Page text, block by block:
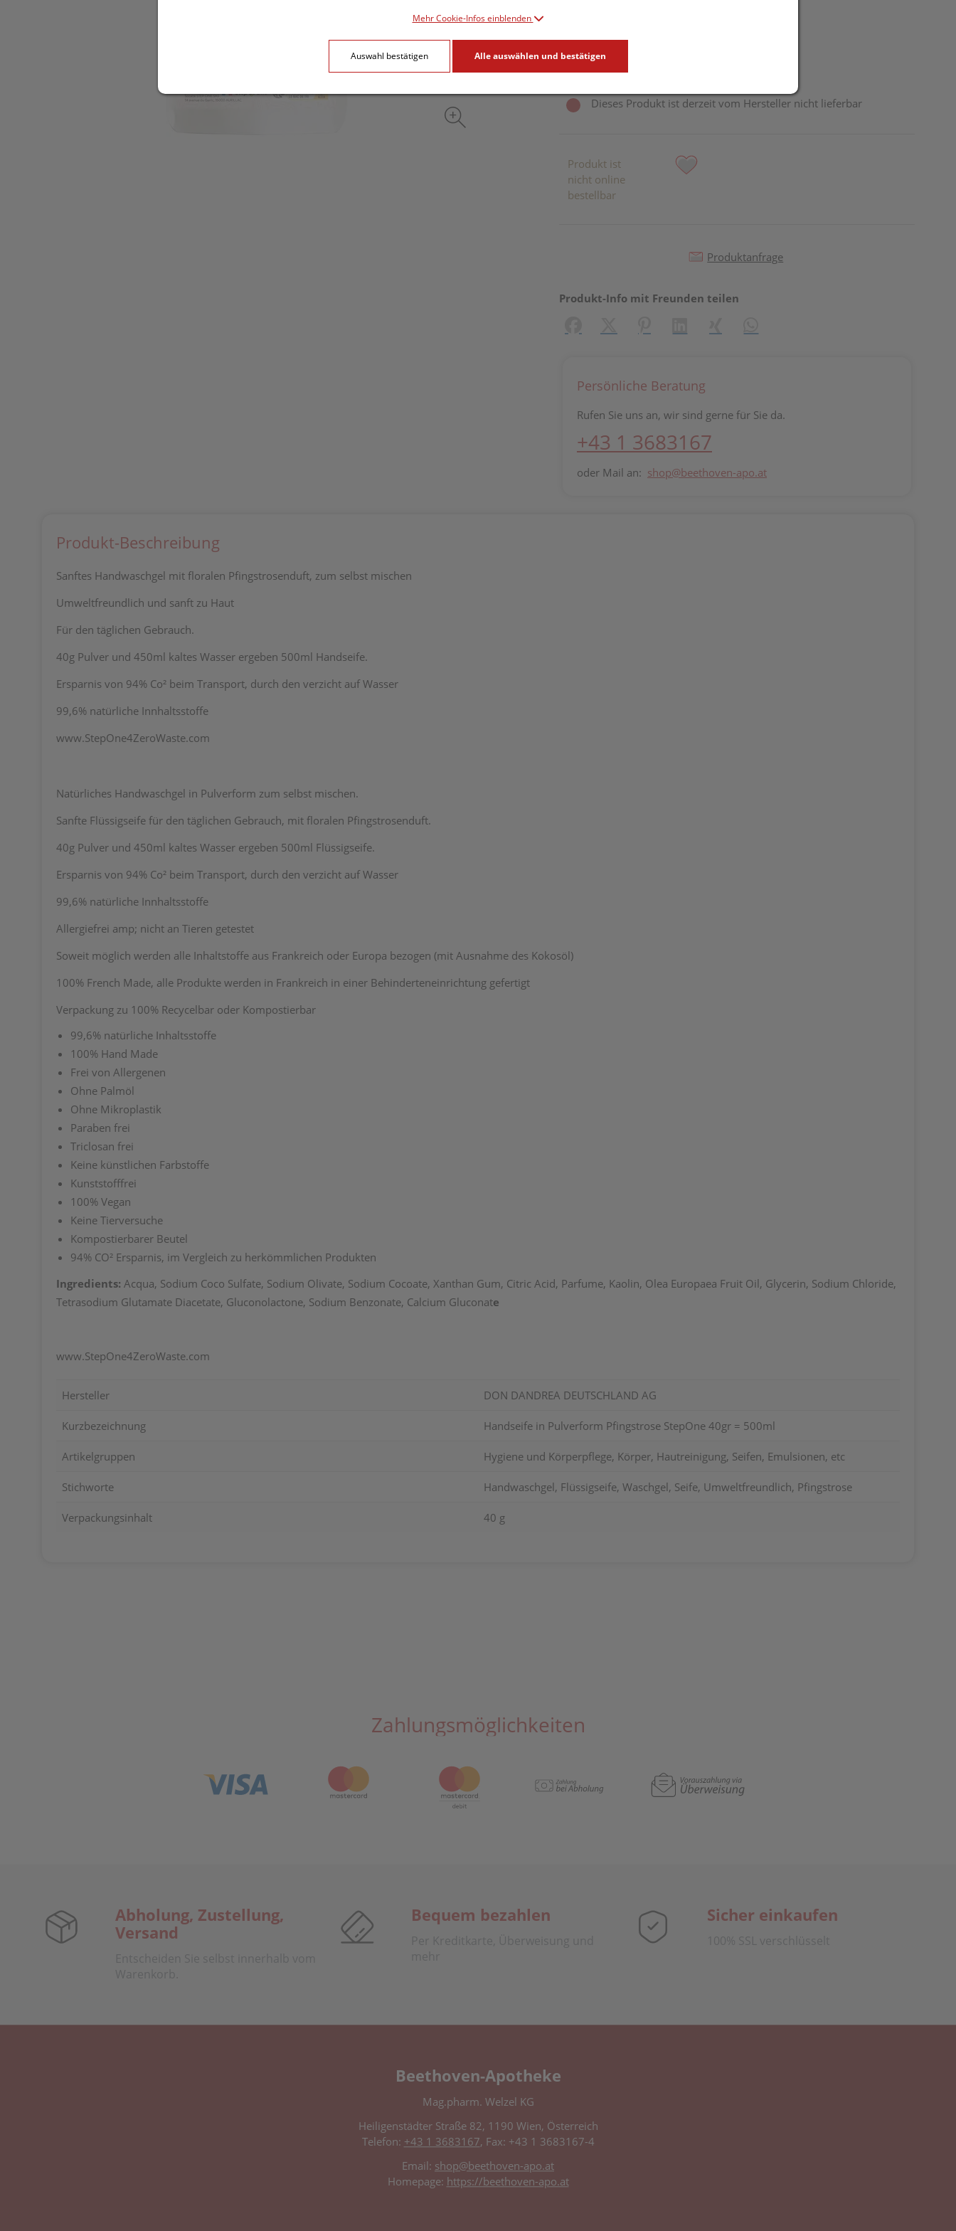
inkl. 20% MwSt.
Dieses Produkt ist derzeit vom Hersteller nicht lieferbar
Produkt ist
nicht online
bestellbar
Produktanfrage
Produkt-Info mit Freunden teilen
Persönliche Beratung
Rufen Sie uns an, wir sind gerne für Sie da.
+43 1 3683167
oder Mail an: shop@beethoven-apo.at
Produkt-Beschreibung
Sanftes Handwaschgel mit floralen Pfingstrosenduft, zum selbst mischen
Umweltfreundlich und sanft zu Haut
Für den täglichen Gebrauch.
40g Pulver und 450ml kaltes Wasser ergeben 500ml Handseife.
Ersparnis von 94% Co² beim Transport, durch den verzicht auf Wasser
99,6% natürliche Innhaltsstoffe
www.StepOne4ZeroWaste.com
Natürliches Handwaschgel in Pulverform zum selbst mischen.
Sanfte Flüssigseife für den täglichen Gebrauch, mit floralen Pfingstrosenduft.
40g Pulver und 450ml kaltes Wasser ergeben 500ml Flüssigseife.
Ersparnis von 94% Co² beim Transport, durch den verzicht auf Wasser
99,6% natürliche Innhaltsstoffe
Allergiefrei amp; nicht an Tieren getestet
Soweit möglich werden alle Inhaltstoffe aus Frankreich oder Europa bezogen (mit Ausnahme des Kokosöl)
100% French Made, alle Produkte werden in Frankreich in einer Behinderteneinrichtung gefertigt
Verpackung zu 100% Recycelbar oder Kompostierbar
99,6% natürliche Inhaltsstoffe
100% Hand Made
Frei von Allergenen
Ohne Palmöl
Ohne Mikroplastik
Paraben frei
Triclosan frei
Keine künstlichen Farbstoffe
Kunststofffrei
100% Vegan
Keine Tierversuche
Kompostierbarer Beutel
94% CO² Ersparnis, im Vergleich zu herkömmlichen Produkten
Ingredients: Acqua, Sodium Coco Sulfate, Sodium Olivate, Sodium Cocoate, Xanthan Gum, Citric Acid, Parfume, Kaolin, Olea Europaea Fruit Oil, Glycerin, Sodium Chloride,
Tetrasodium Glutamate Diacetate, Gluconolactone, Sodium Benzonate, Calcium Gluconate
www.StepOne4ZeroWaste.com
Hersteller DON DANDREA DEUTSCHLAND AG
Kurzbezeichnung Handseife in Pulverform Pfingstrose StepOne 40gr = 500ml
Artikelgruppen Hygiene und Körperpflege, Körper, Hautreinigung, Seifen, Emulsionen, etc
Stichworte Handwaschgel, Flüssigseife, Waschgel, Seife, Umweltfreundlich, Pfingstrose
Verpackungsinhalt 40 g
Zahlungsmöglichkeiten
Abholung, Zustellung,
Versand
Entscheiden Sie selbst innerhalb vom
Warenkorb.
Bequem bezahlen
Per Kreditkarte, Überweisung und
mehr
Sicher einkaufen
100% SSL verschlüsselt
Beethoven-Apotheke
Mag.pharm. Welzel KG
Heiligenstädter Straße 82, 1190 Wien, Österreich
Telefon: +43 1 3683167, Fax: +43 1 3683167-4
Email: shop@beethoven-apo.at
Homepage: https://beethoven-apo.at
Mehr Cookie-Infos einblenden
Auswahl bestätigen Alle auswählen und bestätigen